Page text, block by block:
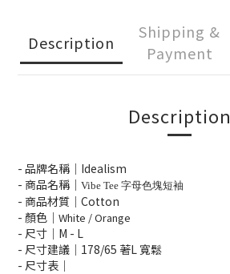
Description
Shipping &
Payment
Description
- 品牌名稱｜Idealism
- 商品名稱｜ Vibe Tee 字母色塊短袖
- 商品材質｜Cotton
- 顏色｜ White / Orange
- 尺寸｜M - L
- 尺寸建議 ｜178/65 著L 寬鬆
- 尺寸表｜